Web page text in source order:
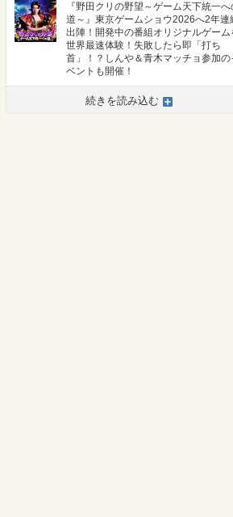
『野田クリの野望～ゲーム天下統一へ
道～』東京ゲームショウ2026へ2年連
出陣！開発中の番組オリジナルゲーム
世界最速体験！失敗したら即「打ち
首」！？しんや＆青木マッチョ参加の
ベントも開催！
続きを読み込む